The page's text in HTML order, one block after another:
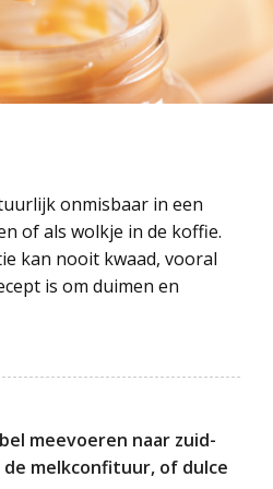
onmisbaar in een
of als wolkje in de koffie.
kan nooit kwaad, vooral
is om duimen en
meevoeren naar zuid-
melkconfituur, of dulce